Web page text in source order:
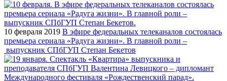
10 февраля 2019 В эфире федеральных телеканалов состоялась
премьера сериала «Радуга жизни». В главной роли –
выпускник СПбГУП Степан Бекетов